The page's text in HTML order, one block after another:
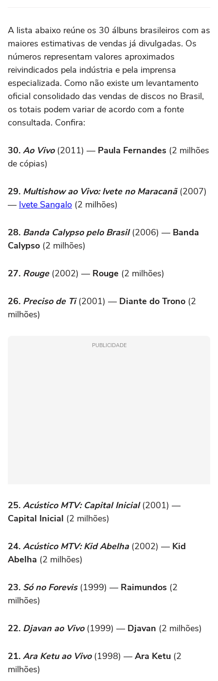
A lista abaixo reúne os 30 álbuns brasileiros com as
maiores estimativas de vendas já divulgadas. Os
números representam valores aproximados
reivindicados pela indústria e pela imprensa
especializada. Como não existe um levantamento
oficial consolidado das vendas de discos no Brasil,
os totais podem variar de acordo com a fonte
consultada. Confira:
30. Ao Vivo(2011) — Paula Fernandes (2 milhões
de cópias)
29. Multishow ao Vivo: Ivete no Maracanã(2007)
— Ivete Sangalo (2 milhões)
28. Banda Calypso pelo Brasil(2006) — Banda
Calypso (2 milhões)
27. Rouge(2002) — Rouge (2 milhões)
26. Preciso de Ti(2001) — Diante do Trono (2
milhões)
PUBLICIDADE
25. Acústico MTV: Capital Inicial(2001) —
Capital Inicial (2 milhões)
24. Acústico MTV: Kid Abelha(2002) — Kid
Abelha (2 milhões)
23. Só no Forevis(1999) — Raimundos (2
milhões)
22. Djavan ao Vivo(1999) — Djavan (2 milhões)
21. Ara Ketu ao Vivo(1998) — Ara Ketu (2
milhões)